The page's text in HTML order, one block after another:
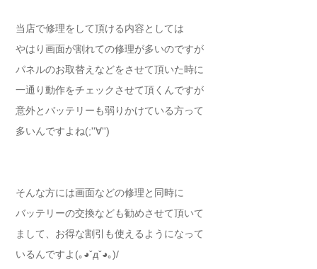
当店で修理をして頂ける内容としては
やはり画面が割れての修理が多いのですが
パネルのお取替えなどをさせて頂いた時に
一通り動作をチェックさせて頂くんですが
意外とバッテリーも弱りかけている方って
多いんですよね(;''∀'')
そんな方には画面などの修理と同時に
バッテリーの交換なども勧めさせて頂いて
まして、お得な割引も使えるようになって
いるんですよ(｡◕ˇдˇ​◕｡)/